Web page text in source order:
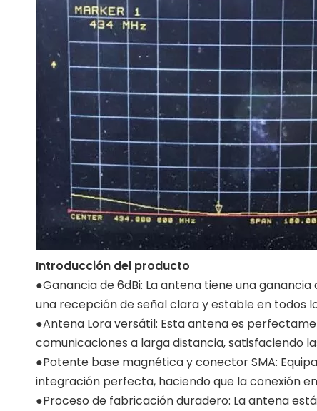
Introducción del producto
●Ganancia de 6dBi: La antena tiene una
una recepción de señal clara y estable en todos
●Antena Lora versátil: Esta antena es
comunicaciones a larga distancia, satisfaciendo
●Potente base magnética y conector SMA:
integración perfecta, haciendo que la conexión
●Proceso de fabricación duradero: La antena